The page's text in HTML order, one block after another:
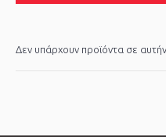
Δεν υπάρχουν προϊόντα σε αυτήν